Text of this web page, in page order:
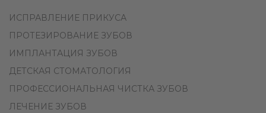
ИСПРАВЛЕНИЕ ПРИКУСА
ПРОТЕЗИРОВАНИЕ ЗУБОВ
ИМПЛАНТАЦИЯ ЗУБОВ
ДЕТСКАЯ СТОМАТОЛОГИЯ
ПРОФЕССИОНАЛЬНАЯ ЧИСТКА ЗУБОВ
ЛЕЧЕНИЕ ЗУБОВ